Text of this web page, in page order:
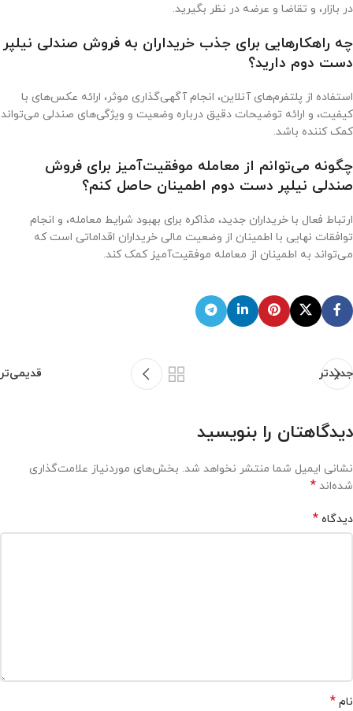
در بازار، و تقاضا و عرضه در نظر بگیرید.
چه راهکارهایی برای جذب خریداران به فروش صندلی نیلپر
دست دوم دارید؟
استفاده از پلتفرم‌های آنلاین، انجام آگهی‌گذاری موثر، ارائه عکس‌های با
کیفیت، و ارائه توضیحات دقیق درباره وضعیت و ویژگی‌های صندلی می‌تواند
کمک کننده باشد.
چگونه می‌توانم از معامله موفقیت‌آمیز برای فروش
صندلی نیلپر دست دوم اطمینان حاصل کنم؟
ارتباط فعال با خریداران جدید، مذاکره برای بهبود شرایط معامله، و انجام
توافقات نهایی با اطمینان از وضعیت مالی خریداران اقداماتی است که
می‌تواند به اطمینان از معامله موفقیت‌آمیز کمک کند.
جدیدتر قدیمی‌تر
دیدگاهتان را بنویسید
نشانی ایمیل شما منتشر نخواهد شد. بخش‌های موردنیاز علامت‌گذاری
شده‌اند *
دیدگاه *
نام *